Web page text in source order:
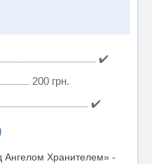
✔️
200 грн.
✔️
Ангелом Хранителем» -